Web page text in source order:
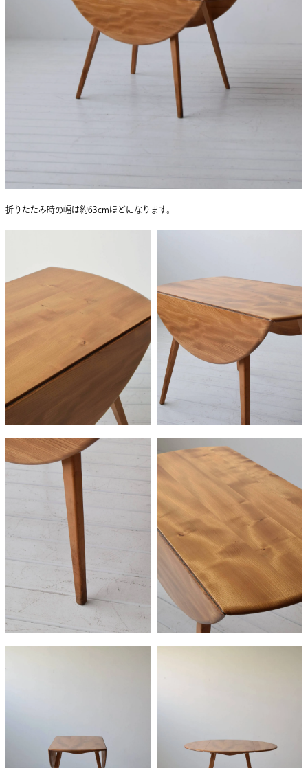
折りたたみ時の幅は約63cmほどになります。